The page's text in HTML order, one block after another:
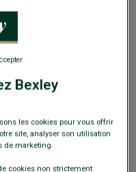
appellation. Ce qu’on
un
pour sa finition.
, très douce au
Bexley
les cookies pour vous offrir
site, analyser son utilisation
de marketing.
cookies non strictement